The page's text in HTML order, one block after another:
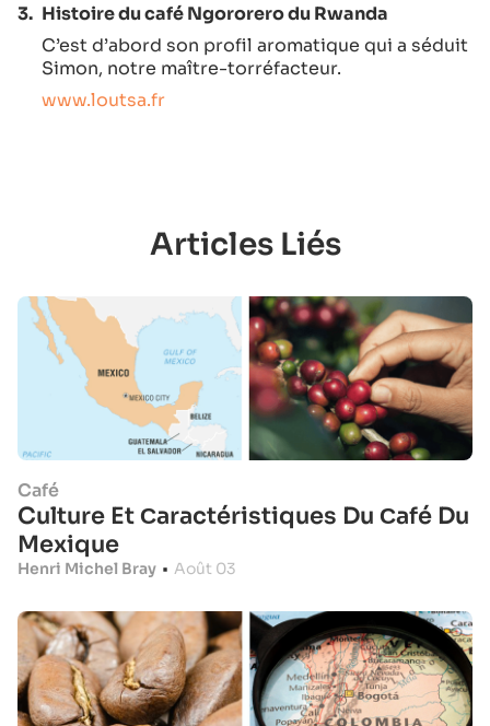
3. Histoire du café Ngororero du Rwanda
C’est d’abord son profil aromatique qui a séduit
Simon, notre maître-torréfacteur.
www.loutsa.fr
Articles Liés
Café
Culture Et Сaractéristiques Du Сafé Du
Mexique
Henri Michel Bray • Août 03